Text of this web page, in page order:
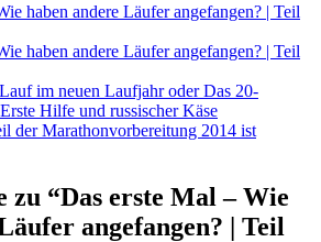
haben andere Läufer angefangen? | Teil
haben andere Läufer angefangen? | Teil
im neuen Laufjahr oder Das 20-
Hilfe und russischer Käse
der Marathonvorbereitung 2014 ist
zu “Das erste Mal – Wie
angefangen? | Teil